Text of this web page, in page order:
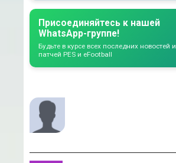
Присоединяйтесь к нашей
WhatsApp-группе!
Будьте в курсе всех последних новостей и
патчей PES и eFootball